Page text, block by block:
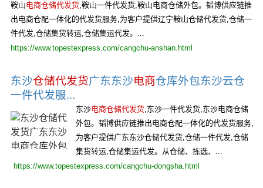
鞍山电商仓储代发货,鞍山一件代发货,鞍山电商仓储外包。韬博供应链推
出电商仓配一体化的代发货服务,为客户提供辽宁鞍山仓储代发货,仓储一
件代发,仓储集货转运,仓储集运代发。...
https://www.topestexpress.com/cangchu-anshan.html
东沙仓储代发货广东东沙电商仓库外包东沙云仓
一件代发服...
东沙电商仓储代发货,东沙一件代发货,东沙电商仓储
外包。韬博供应链推出电商仓配一体化的代发货服务,
为客户提供广东东沙仓储代发货,仓储一件代发,仓储
集货转运,仓储集运代发。从仓储、拣选、...
https://www.topestexpress.com/cangchu-dongsha.html